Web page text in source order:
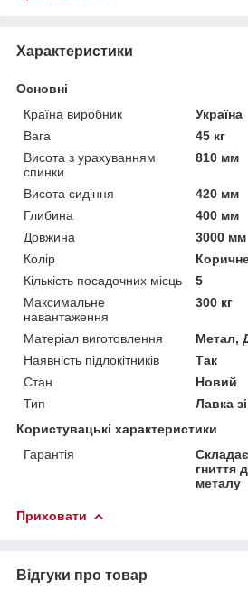
Характеристики
Основні
Країна виробник
Україна
Вага
45 кг
Висота з урахуванням
спинки
810 мм
Висота сидіння
420 мм
Глибина
400 мм
Довжина
3000 мм
Колір
Кількість посадочних місць
5
Максимальне
навантаження
300 кг
Матеріал виготовлення
Метал,
Наявність підлокітників
Так
Стан
Новий
Тип
Лавка
Користувацькі характеристики
Гарантія
гниття
металу
Приховати
Відгуки про товар